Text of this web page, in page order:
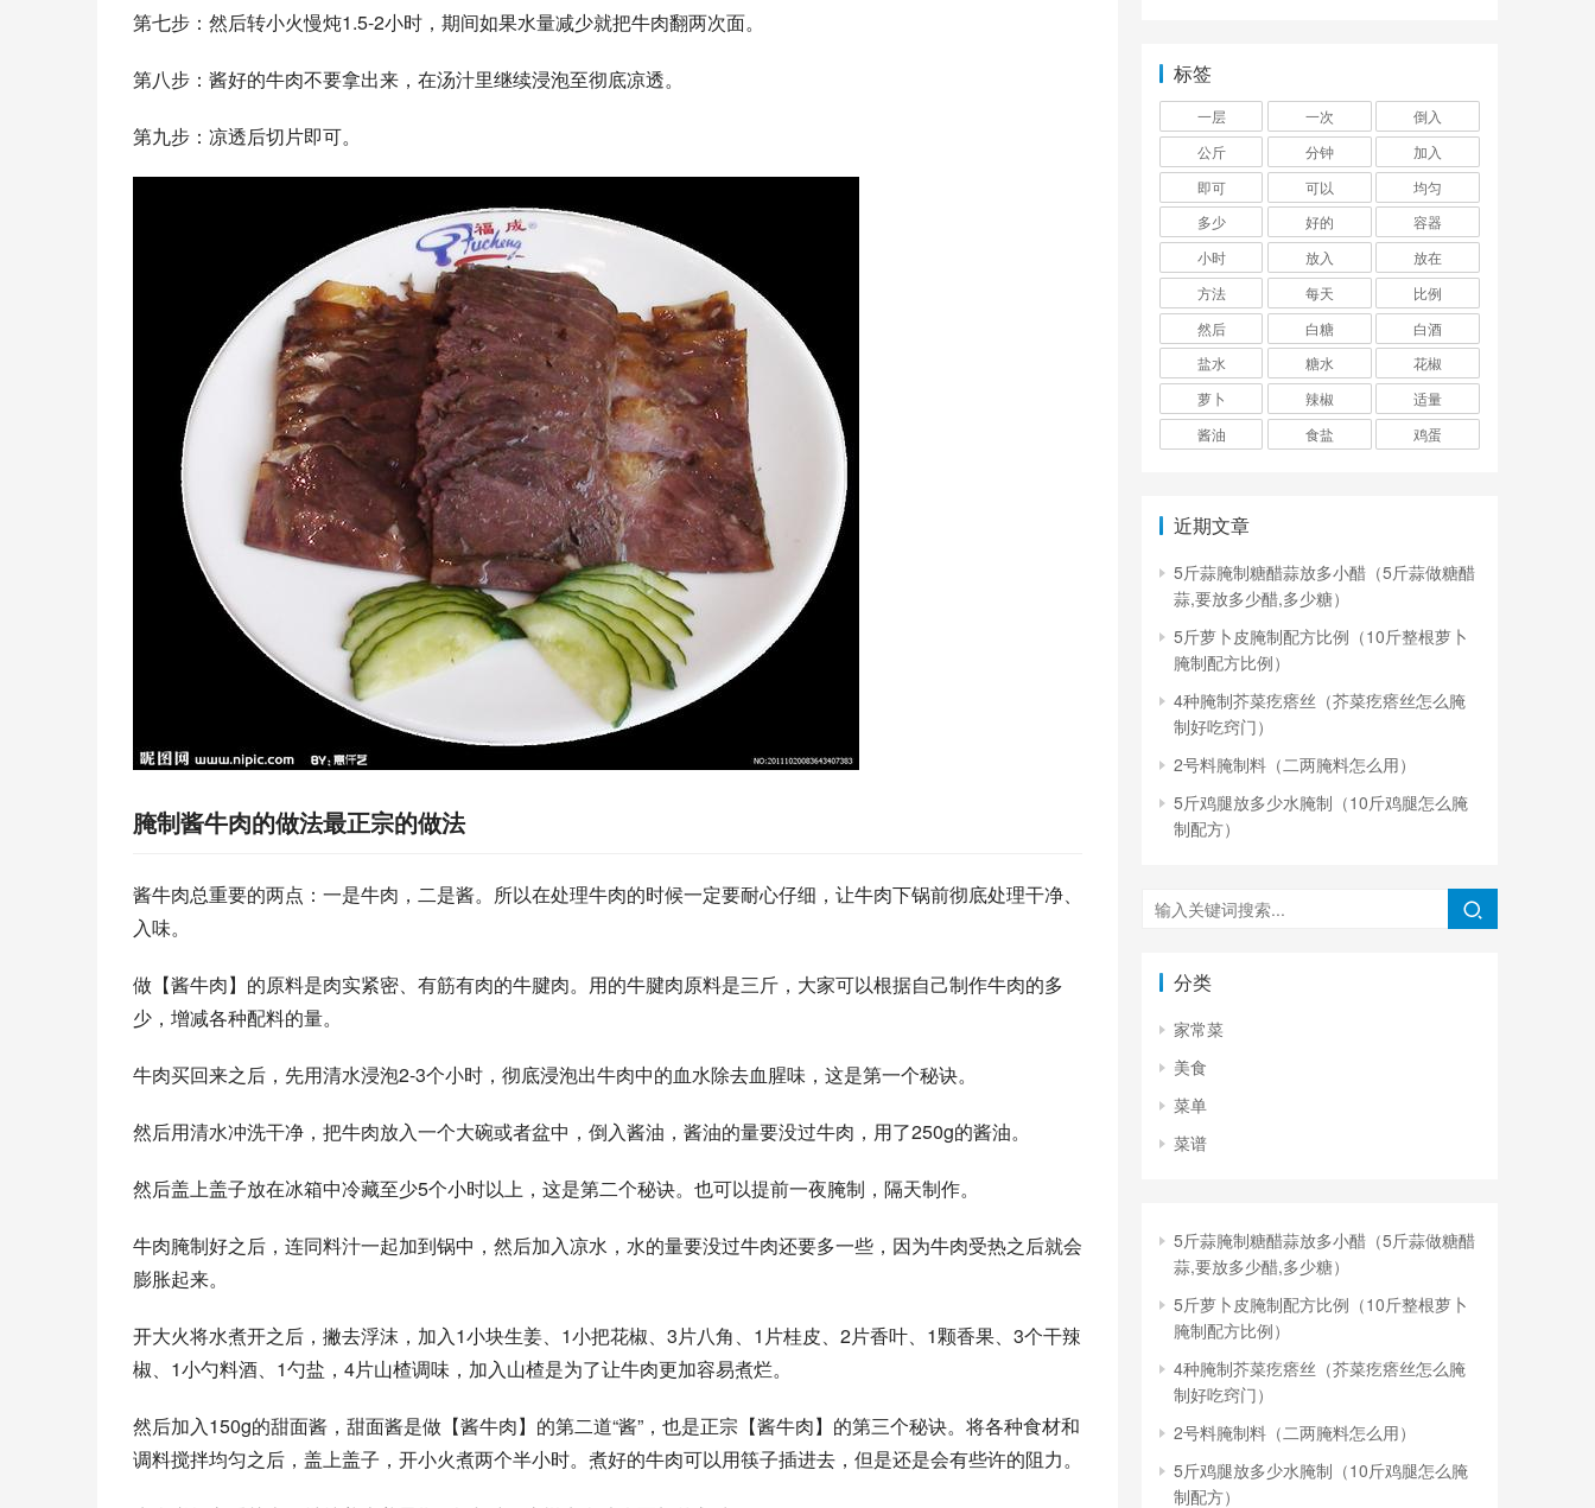
第七步：然后转小火慢炖1.5-2小时，期间如果水量减少就把牛肉翻两次面。
第八步：酱好的牛肉不要拿出来，在汤汁里继续浸泡至彻底凉透。
第九步：凉透后切片即可。
腌制酱牛肉的做法最正宗的做法
酱牛肉总重要的两点：一是牛肉，二是酱。所以在处理牛肉的时候一定要耐心仔细，让牛肉下锅前彻底处理干净、
入味。
做【酱牛肉】的原料是肉实紧密、有筋有肉的牛腱肉。用的牛腱肉原料是三斤，大家可以根据自己制作牛肉的多
少，增减各种配料的量。
牛肉买回来之后，先用清水浸泡2-3个小时，彻底浸泡出牛肉中的血水除去血腥味，这是第一个秘诀。
然后用清水冲洗干净，把牛肉放入一个大碗或者盆中，倒入酱油，酱油的量要没过牛肉，用了250g的酱油。
然后盖上盖子放在冰箱中冷藏至少5个小时以上，这是第二个秘诀。也可以提前一夜腌制，隔天制作。
牛肉腌制好之后，连同料汁一起加到锅中，然后加入凉水，水的量要没过牛肉还要多一些，因为牛肉受热之后就会
膨胀起来。
开大火将水煮开之后，撇去浮沫，加入1小块生姜、1小把花椒、3片八角、1片桂皮、2片香叶、1颗香果、3个干辣
椒、1小勺料酒、1勺盐，4片山楂调味，加入山楂是为了让牛肉更加容易煮烂。
然后加入150g的甜面酱，甜面酱是做【酱牛肉】的第二道“酱”，也是正宗【酱牛肉】的第三个秘诀。将各种食材和
调料搅拌均匀之后，盖上盖子，开小火煮两个半小时。煮好的牛肉可以用筷子插进去，但是还是会有些许的阻力。
标签
一层 一次
倒入
公斤
分钟
加入
即可
可以
均匀
多少
好的
容器
小时
放入
放在
方法
每天
比例
然后
白糖
白酒
盐水
糖水
花椒
萝卜
辣椒
适量
酱油
食盐 鸡蛋
近期文章
5斤蒜腌制糖醋蒜放多小醋（5斤蒜做糖醋
蒜,要放多少醋,多少糖）
5斤萝卜皮腌制配方比例（10斤整根萝卜
腌制配方比例）
4种腌制芥菜疙瘩丝（芥菜疙瘩丝怎么腌
制好吃窍门）
2号料腌制料（二两腌料怎么用）
5斤鸡腿放多少水腌制（10斤鸡腿怎么腌
制配方）
分类
家常菜
美食
菜单
菜谱
5斤蒜腌制糖醋蒜放多小醋（5斤蒜做糖醋
蒜,要放多少醋,多少糖）
5斤萝卜皮腌制配方比例（10斤整根萝卜
腌制配方比例）
4种腌制芥菜疙瘩丝（芥菜疙瘩丝怎么腌
制好吃窍门）
2号料腌制料（二两腌料怎么用）
5斤鸡腿放多少水腌制（10斤鸡腿怎么腌
制配方）